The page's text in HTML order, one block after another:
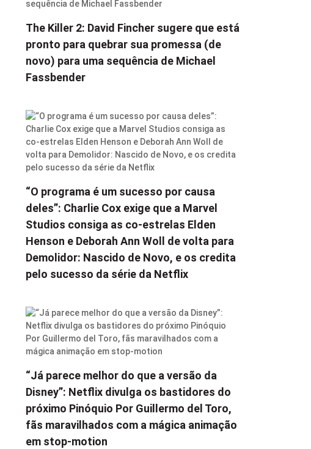
The Killer 2: David Fincher sugere que está
pronto para quebrar sua promessa (de
novo) para uma sequência de Michael
Fassbender
“O programa é um sucesso por causa
deles”: Charlie Cox exige que a Marvel
Studios consiga as co-estrelas Elden
Henson e Deborah Ann Woll de volta para
Demolidor: Nascido de Novo, e os credita
pelo sucesso da série da Netflix
“Já parece melhor do que a versão da
Disney”: Netflix divulga os bastidores do
próximo Pinóquio Por Guillermo del Toro,
fãs maravilhados com a mágica animação
em stop-motion